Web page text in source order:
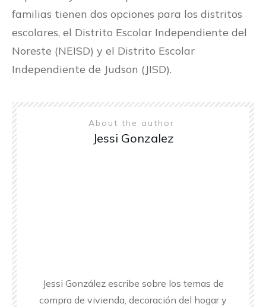
familias tienen dos opciones para los distritos
escolares, el Distrito Escolar Independiente del
Noreste (NEISD) y el Distrito Escolar
Independiente de Judson (JISD).
About the author
Jessi Gonzalez
Jessi González escribe sobre los temas de
compra de vivienda, decoración del hogar y